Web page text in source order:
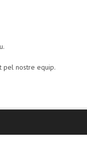
pel nostre equip.